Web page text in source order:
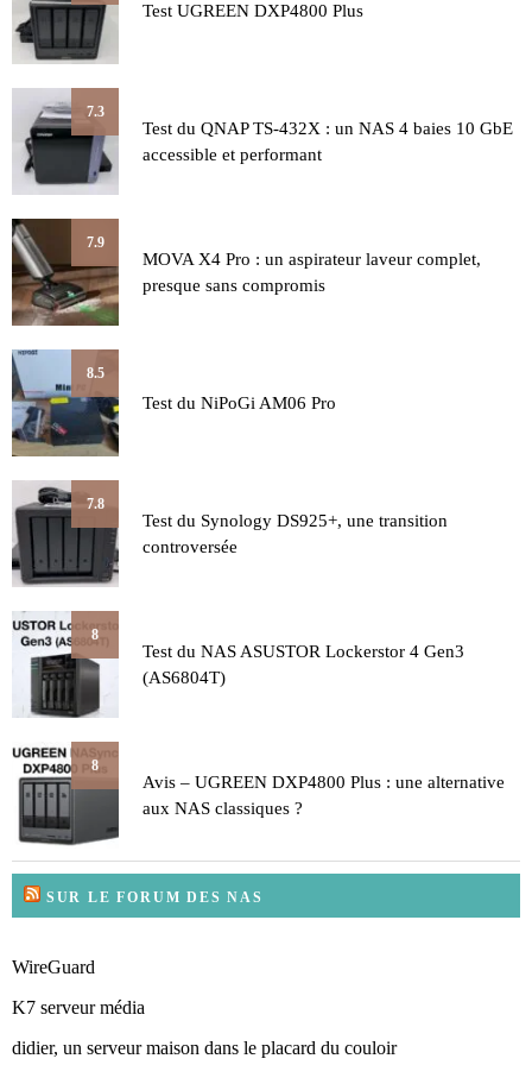
Test UGREEN DXP4800 Plus
7.3
Test du QNAP TS-432X : un NAS 4 baies 10 GbE
accessible et performant
7.9
MOVA X4 Pro : un aspirateur laveur complet,
presque sans compromis
8.5
Test du NiPoGi AM06 Pro
7.8
Test du Synology DS925+, une transition
controversée
8
Test du NAS ASUSTOR Lockerstor 4 Gen3
(AS6804T)
8
Avis – UGREEN DXP4800 Plus : une alternative
aux NAS classiques ?
SUR LE FORUM DES NAS
WireGuard
K7 serveur média
didier, un serveur maison dans le placard du couloir